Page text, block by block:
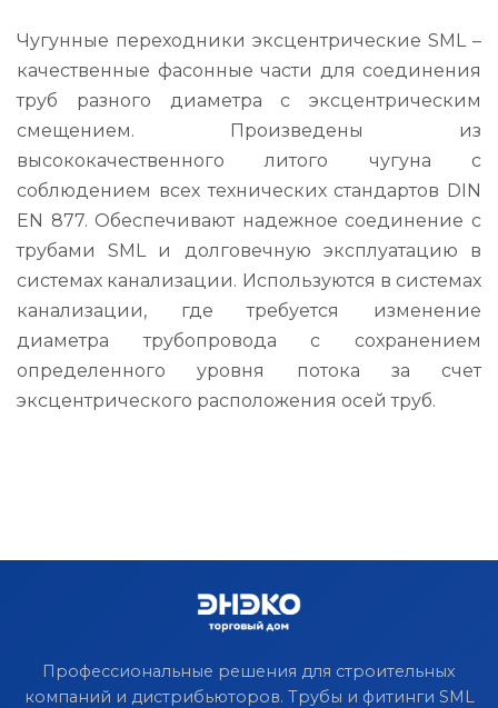
Чугунные переходники эксцентрические SML –
качественные фасонные части для соединения
труб разного диаметра с эксцентрическим
смещением. Произведены из
высококачественного литого чугуна с
соблюдением всех технических стандартов DIN
EN 877. Обеспечивают надежное соединение с
трубами SML и долговечную эксплуатацию в
системах канализации. Используются в системах
канализации, где требуется изменение
диаметра трубопровода с сохранением
определенного уровня потока за счет
эксцентрического расположения осей труб.
Профессиональные решения для строительных
компаний и дистрибьюторов. Трубы и фитинги SML